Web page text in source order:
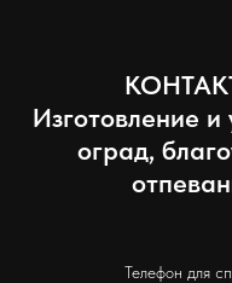
Изготовление и
оград,
Телефон для